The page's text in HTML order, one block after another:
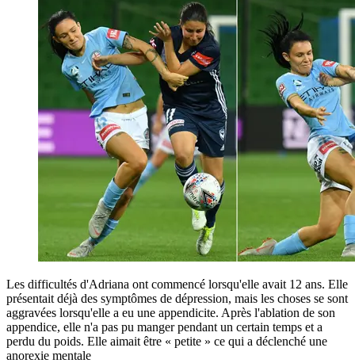
Les difficultés d'Adriana ont commencé lorsqu'elle avait 12 ans. Elle
présentait déjà des symptômes de dépression, mais les choses se sont
aggravées lorsqu'elle a eu une appendicite. Après l'ablation de son
appendice, elle n'a pas pu manger pendant un certain temps et a
perdu du poids. Elle aimait être « petite » ce qui a déclenché une
anorexie mentale